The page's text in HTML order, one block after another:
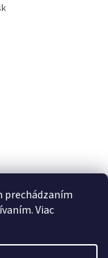
prechádzaním
Viac